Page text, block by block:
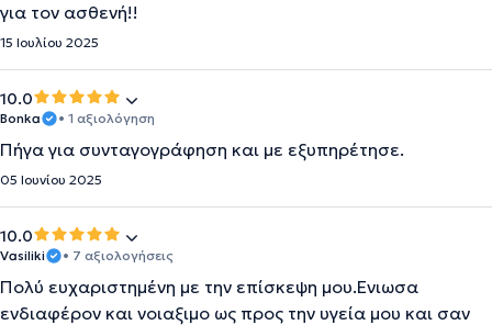
για τον ασθενή!!
15 Ιουλίου 2025
10.0
Bonka • 1 αξιολόγηση
Πήγα για συνταγογράφηση και με εξυπηρέτησε.
05 Ιουνίου 2025
10.0
Vasiliki • 7 αξιολογήσεις
Πολύ ευχαριστημένη με την επίσκεψη μου.Ενιωσα
ενδιαφέρον και νοιαξιμο ως προς την υγεία μου και σαν